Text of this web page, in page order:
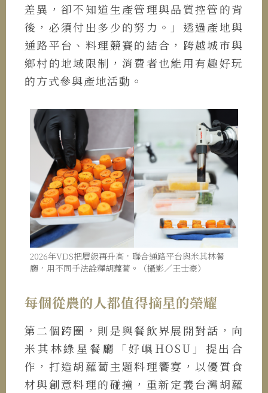
差異，卻不知道生產管理與品質控管的背
後，必須付出多少的努力。」透過產地與
通路平台、料理競賽的結合，跨越城市與
鄉村的地域限制，消費者也能用有趣好玩
的方式參與產地活動。
2026年VDS把層級再升高，聯合通路平台與米其林餐
廳，用不同手法詮釋胡蘿蔔。（攝影／王士豪）
每個從農的人都值得摘星的榮耀
第二個跨圈，則是與餐飲界展開對話，向
米其林綠星餐廳「好嶼HOSU」提出合
作，打造胡蘿蔔主題料理饗宴，以優質食
材與創意料理的碰撞，重新定義台灣胡蘿